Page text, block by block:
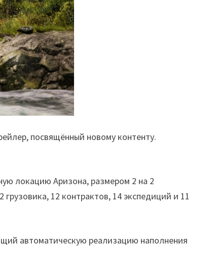
посвящённый новому контенту.
локацию Аризона, размером 2 на 2
12 контрактов, 14 экспедиций и 11
автоматическую реализацию наполнения